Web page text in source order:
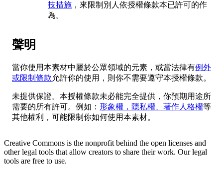
技措施 ，來限制別人依授權條款本已許可的作
為。
聲明
當你使用本素材中屬於公眾領域的元素，或當法律有例外
或限制條款允許你的使用，則你不需要遵守本授權條款。
未提供保證。本授權條款未必能完全提供，你預期用途所
需要的所有許可。例如： 形象權，隱私權、著作人格權等
其他權利，可能限制你如何使用本素材。
Creative Commons is the nonprofit behind the open licenses and
other legal tools that allow creators to share their work. Our legal
tools are free to use.